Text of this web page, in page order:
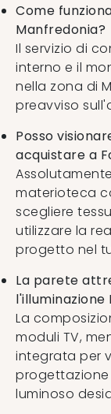
Come
Manfredonia?
Il servizio di
interno e il
nella zona di
preavviso
Posso
acquistare a
materioteca
scegliere
utilizzare la
progetto nel
La parete
l'illuminazione
La
moduli TV,
integrata per
luminoso